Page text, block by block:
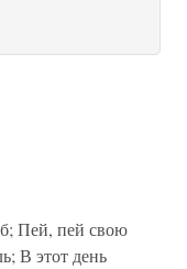
Пей, пей свою
В этот день